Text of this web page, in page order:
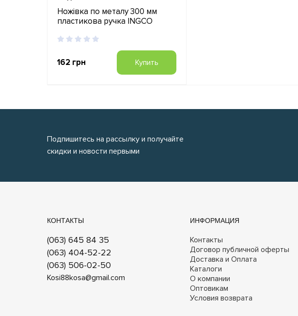
Ножівка по металу 300 мм
пластикова ручка INGCO
162 грн Купить
Подпишитесь на рассылку и получайте
скидки и новости первыми
КОНТАКТЫ
(063) 645 84 35
(063) 404-52-22
(063) 506-02-50
Kosi88kosa@gmail.com
ИНФОРМАЦИЯ
Контакты
Договор публичной оферты
Доставка и Оплата
Каталоги
О компании
Оптовикам
Условия возврата